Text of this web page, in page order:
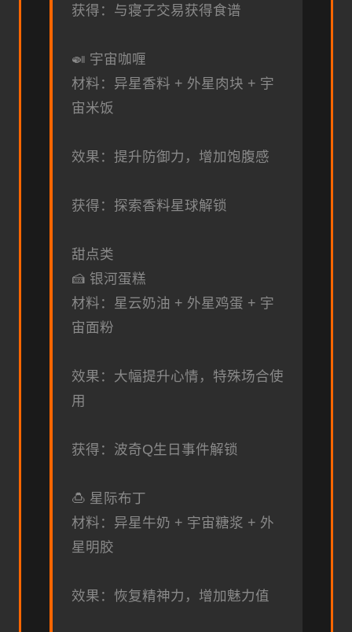
获得：与寝子交易获得食谱
🍛 宇宙咖喱
材料：异星香料 + 外星肉块 + 宇
宙米饭
效果：提升防御力，增加饱腹感
获得：探索香料星球解锁
甜点类
🍰 银河蛋糕
材料：星云奶油 + 外星鸡蛋 + 宇
宙面粉
效果：大幅提升心情，特殊场合使
用
获得：波奇Q生日事件解锁
🍮 星际布丁
材料：异星牛奶 + 宇宙糖浆 + 外
星明胶
效果：恢复精神力，增加魅力值